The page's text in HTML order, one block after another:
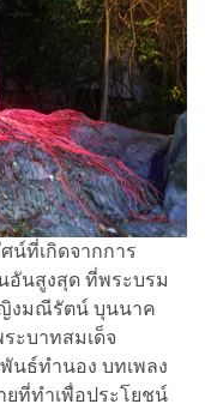
น์ที่เกิดจากการ
อันสูงสุด ที่พระบรม
งมณีรัตน์ บุนนาค
ะบาทสมเด็จ
นธ์ทำนอง บทเพลง
ยที่ทำเพื่อประโยชน์